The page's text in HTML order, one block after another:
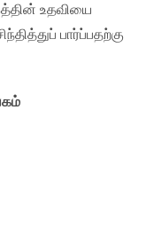
உதவியை
பார்ப்பதற்கு